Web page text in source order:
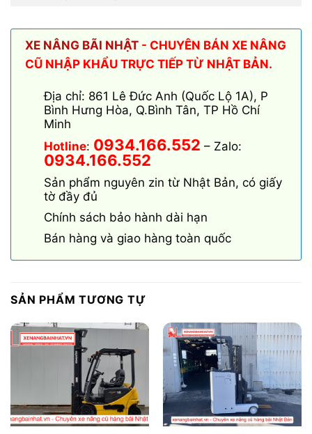
XE NÂNG BÃI NHẬT - CHUYÊN BÁN XE NÂNG
CŨ NHẬP KHẨU TRỰC TIẾP TỪ NHẬT BẢN.
Địa chỉ: 861 Lê Đức Anh (Quốc Lộ 1A), P
Bình Hưng Hòa, Q.Bình Tân, TP Hồ Chí
Minh
Hotline: 0934.166.552 – Zalo:
0934.166.552
Sản phẩm nguyên zin từ Nhật Bản, có giấy
tờ đầy đủ
Chính sách bảo hành dài hạn
Bán hàng và giao hàng toàn quốc
SẢN PHẨM TƯƠNG TỰ